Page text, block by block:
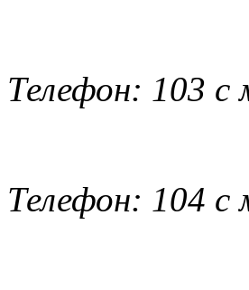
Телефон: 103 с
Телефон: 104 с